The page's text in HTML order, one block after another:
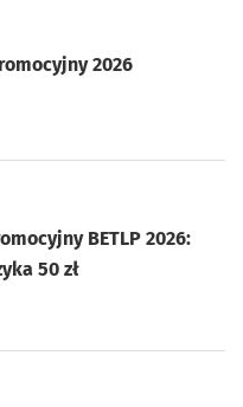
2026
BETLP 2026:
50 zł